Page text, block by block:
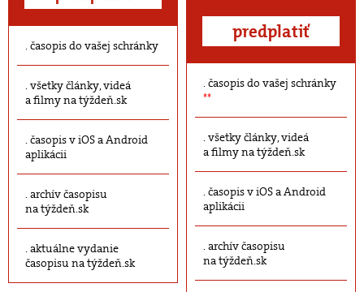
časopis do vašej schránky
všetky články, videá
a filmy na týždeň.sk
časopis v iOS a Android
aplikácii
archív časopisu
na týždeň.sk
aktuálne vydanie
časopisu na týždeň.sk
predplatiť
časopis do vašej schránky
**
všetky články, videá
a filmy na týždeň.sk
časopis v iOS a Android
aplikácii
archív časopisu
na týždeň.sk